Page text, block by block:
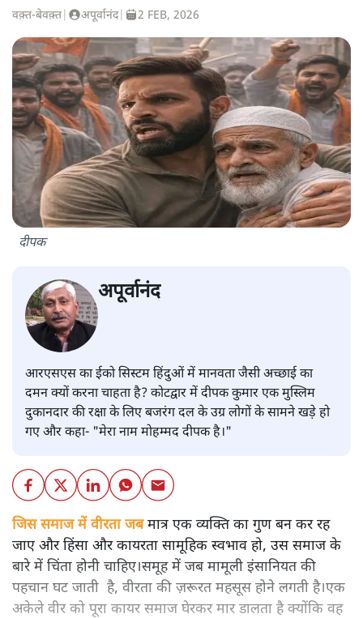
वक़्त-बेवक़्त अपूर्वानंद| 2 FEB, 2026
दीपक
अपूर्वानंद
आरएसएस का ईको सिस्टम हिंदुओं में मानवता जैसी अच्छाई का
दमन क्यों करना चाहता है? कोटद्वार में दीपक कुमार एक मुस्लिम
दुकानदार की रक्षा के लिए बजरंग दल के उग्र लोगों के सामने खड़े हो
गए और कहा- "मेरा नाम मोहम्मद दीपक है।"
जिस समाज में वीरता जबमात्र एक व्यक्ति का गुण बन कर रह
जाए और हिंसा और कायरता सामूहिक स्वभाव हो, उस समाज के
बारे में चिंता होनी चाहिए।समूह में जब मामूली इंसानियत की
पहचान घट जाती है, वीरता की ज़रूरत महसूस होने लगती है।एक
अकेले वीर को पूरा कायर समाज घेरकर मार डालता है क्योंकि वह